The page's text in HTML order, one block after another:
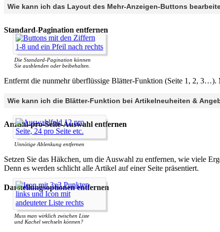
Wie kann ich das Layout des Mehr-Anzeigen-Buttons
Standard-Pagination entfernen
Die Standard-Pagination können
Sie ausblenden oder beibehalten.
Entfernt die nunmehr überflüssige Blätter-Funktion (Seite 1, 2, 3…).
Wie kann ich die Blätter-Funktion bei Artikelneuheiten &
Anzahl-pro-Seite-Auswahl entfernen
Unnötige Ablenkung entfernen
Setzen Sie das Häkchen, um die Auswahl zu entfernen, wie viele
Denn es werden schlicht alle Artikel auf einer Seite präsentiert.
Darstellungsoptionen entfernen
Muss man wirklich zwischen Liste
und Kachel wechseln können?